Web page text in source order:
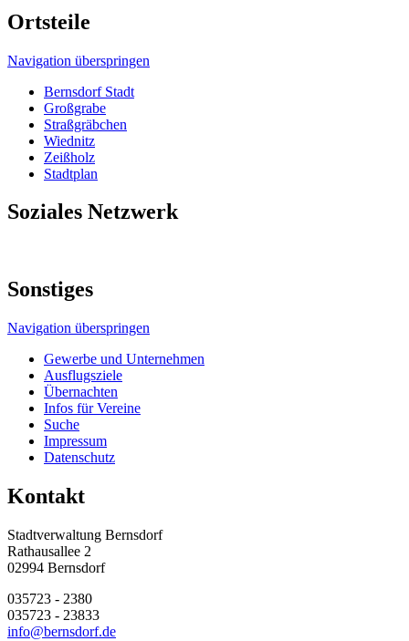
Ortsteile
Navigation überspringen
Bernsdorf Stadt
Großgrabe
Straßgräbchen
Wiednitz
Zeißholz
Stadtplan
Soziales Netzwerk
Sonstiges
Navigation überspringen
Gewerbe und Unternehmen
Ausflugsziele
Übernachten
Infos für Vereine
Suche
Impressum
Datenschutz
Kontakt
Stadtverwaltung Bernsdorf
Rathausallee 2
02994 Bernsdorf
035723 - 2380
035723 - 23833
info@bernsdorf.de